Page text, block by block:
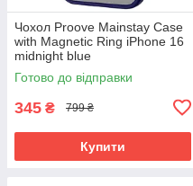
Чохол Proove Mainstay Case
with Magnetic Ring iPhone 16
midnight blue
(PCMCIP160008)
Готово до відправки
345 ₴ 799 ₴
Купити